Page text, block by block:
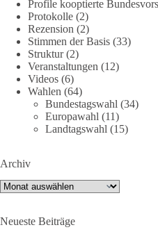
Wir stehen für
⚠️ Sofortigen Stopp aller
zumindest in Kriegsgebiete
⚠️ Beteiligung an humanitärer
⚠️ Aufruf zum sofortigen
Friedensverhandlungen
⚠️ Einhaltung von Völkerrecht
✅ Florian Pfaff, Mayor a.D.
✅ Anton Körner (ehem. Kandidat
✅ Chris Barth (Klartext
Profile kooptierte
Protokolle (2)
Rezension (2)
Stimmen der Basis (33)
Struktur(2)
Veranstaltungen (12)
Videos (6)
Wahlen (64)
Bundestagswahl (34)
Europawahl (11)
Landtagswahl (15)
Archiv
Archiv
Neueste Beiträge